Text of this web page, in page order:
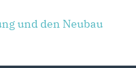
und den Neubau